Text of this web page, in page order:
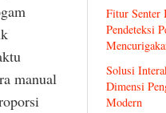
manual
Fitur Senter
Pendeteksi
Solusi
Dimensi
Modern